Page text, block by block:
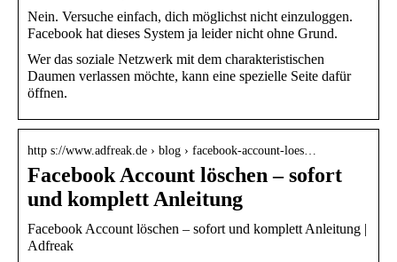
Nein. Versuche einfach, dich möglichst nicht einzuloggen.
Facebook hat dieses System ja leider nicht ohne Grund.
Wer das soziale Netzwerk mit dem charakteristischen
Daumen verlassen möchte, kann eine spezielle Seite dafür
öffnen.
http s://www.adfreak.de › blog › facebook-account-loes…
Facebook Account löschen – sofort
und komplett Anleitung
Facebook Account löschen – sofort und komplett Anleitung |
Adfreak